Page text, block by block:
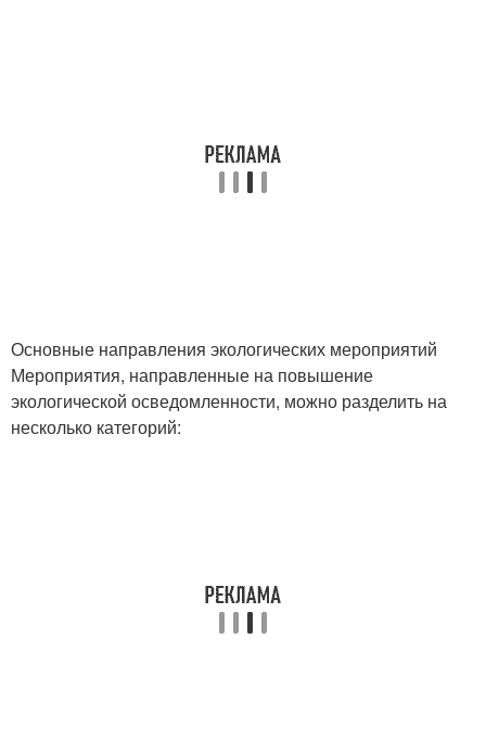
Основные направления экологических мероприятий
Мероприятия, направленные на повышение
экологической осведомленности, можно разделить на
несколько категорий: